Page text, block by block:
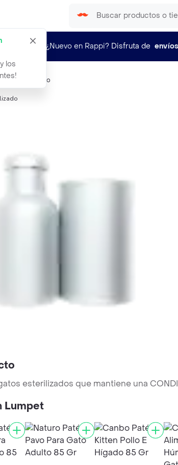
los
¿Nuevo en Rappi? Disfruta de
gatos Canbo
esterilizados que mantiene una
Lumpet